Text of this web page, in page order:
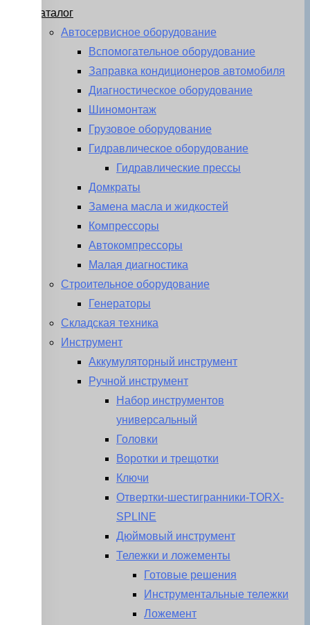
Каталог
Автосервисное оборудование
Вспомогательное оборудование
Заправка кондиционеров автомобиля
Диагностическое оборудование
Шиномонтаж
Грузовое оборудование
Гидравлическое оборудование
Гидравлические прессы
Домкраты
Замена масла и жидкостей
Компрессоры
Автокомпрессоры
Малая диагностика
Строительное оборудование
Генераторы
Складская техника
Инструмент
Аккумуляторный инструмент
Ручной инструмент
Набор инструментов
универсальный
Головки
Воротки и трещотки
Ключи
Отвертки-шестигранники-TORX-
SPLINE
Дюймовый инструмент
Тележки и ложементы
Готовые решения
Инструментальные тележки
Ложемент